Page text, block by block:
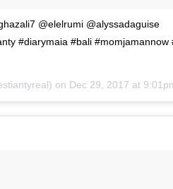
@elelrumi @alyssadaguise
#diarymaia #bali #momjamannow
on Dec 29, 2017 at